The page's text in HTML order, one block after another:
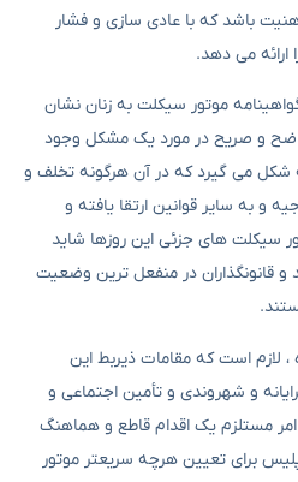
باشد که با عادی سازی و فشار
ارائه می دهد.
موتور سیکلت به زنان نشان
و صریح در مورد یک مشکل وجود
شکل می گیرد که در آن هرگونه تخلف و
و به سایر قوانین ارتقا یافته و
سیکلت های جزئی این روزها شاید
و قانونگذاران در منفعل ترین وضعیت
لازم است که مقامات ذیربط این
و شهروندی و تأمین اجتماعی و
مستلزم یک اقدام قاطع و هماهنگ
برای تعیین هرچه سریعتر موتور